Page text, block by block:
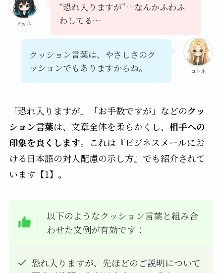
アカネ
“恐れ入りますが”…なんかふわふ
わしてる～
コトネ
クッション言葉は、やさしさのク
ッションでもありますからね。
「恐れ入りますが」「お手数ですが」などのクッ
ション言葉は、文章全体を柔らかくし、 相手への
印象を良くします。これは『ビジネスメールにお
ける日本語の対人配慮の示し方』でも紹介されて
います【1】。
以下のようなクッション言葉と組み合
わせた文例が有効です：
恐れ入りますが、先ほどのご説明について